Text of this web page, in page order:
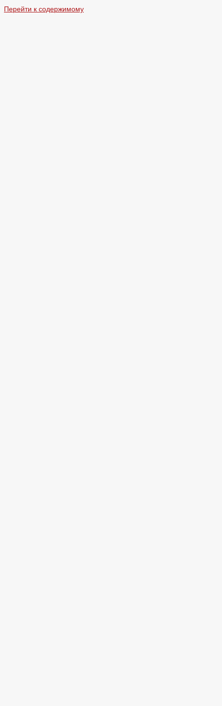
Перейти к содержимому